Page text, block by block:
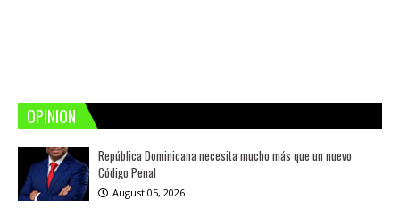
OPINION
República Dominicana necesita mucho más que un nuevo
Código Penal
August 05, 2026